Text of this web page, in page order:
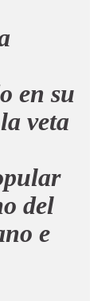
en su
veta
del
e